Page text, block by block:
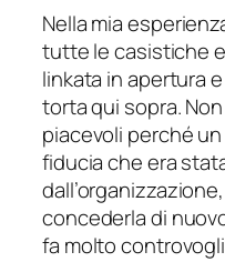
Nella mia
tutte le casistiche
linkata in apertura
torta qui sopra.
piacevoli perché
fiducia che era
concederla di
fa molto